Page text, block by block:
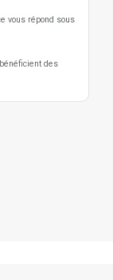
vous répond sous
des